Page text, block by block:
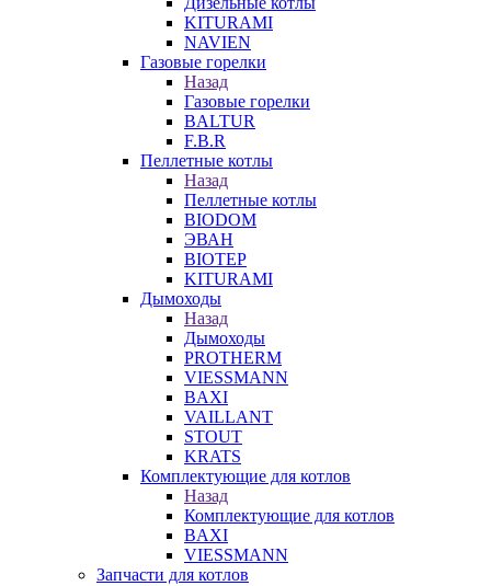
KITURAMI
NAVIEN
Газовые горелки
Назад
Газовые горелки
BALTUR
F.B.R
Пеллетные котлы
Назад
Пеллетные котлы
BIODOM
ЭВАН
BIOTEP
KITURAMI
Дымоходы
Назад
Дымоходы
PROTHERM
VIESSMANN
BAXI
VAILLANT
STOUT
KRATS
Комплектующие для котлов
Назад
Комплектующие для котлов
BAXI
VIESSMANN
Запчасти для котлов